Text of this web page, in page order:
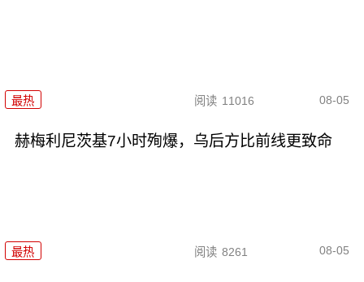
最热 阅读 11016 08-05
赫梅利尼茨基7小时殉爆，乌后方比前线更致命
最热 阅读 8261 08-05